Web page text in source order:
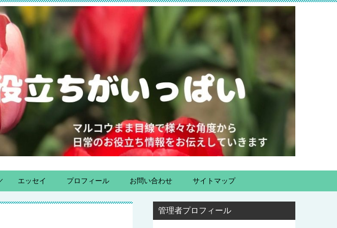
エッセイ プロフィール お問い合わせ サイトマップ
管理者プロフィール